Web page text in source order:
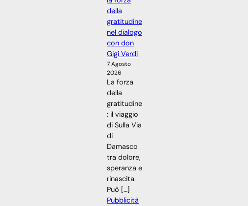
della
gratitudine
nel dialogo
con don
Gigi Verdi
7 Agosto
2026
La forza
della
gratitudine
: il viaggio
di Sulla Via
di
Damasco
tra dolore,
speranza e
rinascita.
Può […]
Pubblicità